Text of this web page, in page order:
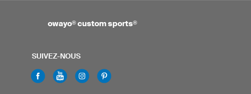
owayo® custom sports®
SUIVEZ-NOUS